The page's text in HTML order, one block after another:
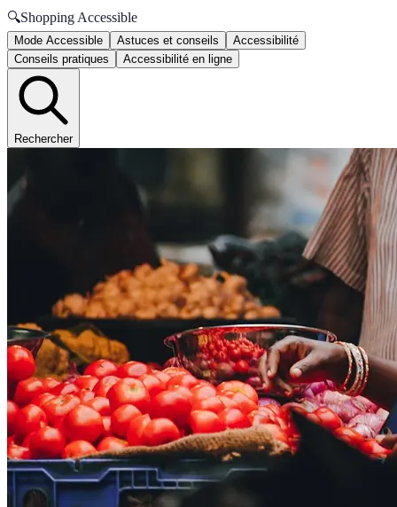
🔍Shopping Accessible
Mode Accessible Astuces et conseils
Accessibilité
Conseils pratiques
Accessibilité en ligne
Rechercher